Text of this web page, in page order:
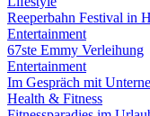
Reeperbahn Festival in
Entertainment
67ste Emmy Verleihung
Entertainment
Im Gespräch mit
Health & Fitness